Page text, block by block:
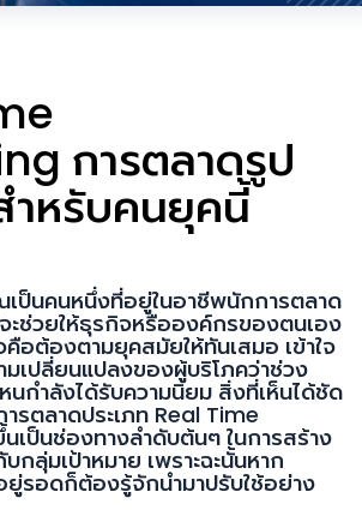
การตลาดรูป
ำหรับคนยุคนี้
ป็นคนหนึ่งที่อยู่ในอาชีพนักการตลาด
ช่วยให้ธุรกิจหรือองค์กรของตนเอง
คือต้องตามยุคสมัยให้ทันเสมอ เข้าใจ
เปลี่ยนแปลงของผู้บริโภคว่าช่วง
นกำลังได้รับความนิยม สิ่งที่เห็นได้ชัด
รตลาดประเภท Real Time
นเป็นช่องทางลำดับต้นๆ ในการสร้าง
กลุ่มเป้าหมาย เพราะฉะนั้นหาก
ยู่รอดก็ต้องรู้จักนำมาปรับใช้อย่าง